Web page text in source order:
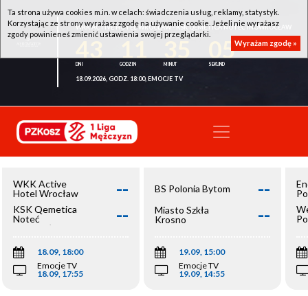
WKK ACTIVE HOTEL WROCŁAW - KSK QEMETICA NOTEĆ INOWROCŁAW
05
18.09.2026, GODZ. 18:00, EMOCJE TV
WKK Active
Hotel Wrocław
--
KSK Qemetica
Noteć
Inowrocław
--
18.09, 18:00
Emocje TV
18.09, 17:55
BS Polonia Bytom --
Miasto Szkła
Krosno
--
19.09, 15:00
Emocje TV
19.09, 14:55
Ta strona używa cookies m.in. w celach: świadczenia usług, reklamy, statystyk.
Korzystając ze strony wyrażasz zgodę na używanie cookie. Jeżeli nie wyrażasz
zgody powinieneś zmienić ustawienia swojej przeglądarki.
Wyrażam zgodę »